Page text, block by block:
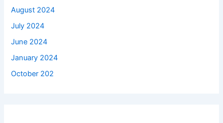
August 2024
July 2024
June 2024
January 2024
October 202